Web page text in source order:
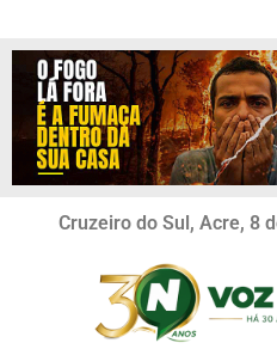
Cruzeiro do Sul, Acre, 8